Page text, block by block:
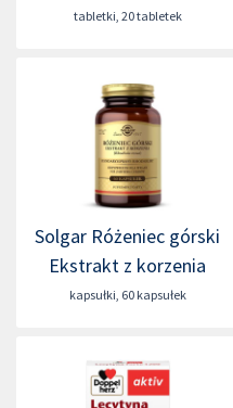
tabletki, 20 tabletek
Solgar Różeniec górski
Ekstrakt z korzenia
kapsułki, 60 kapsułek